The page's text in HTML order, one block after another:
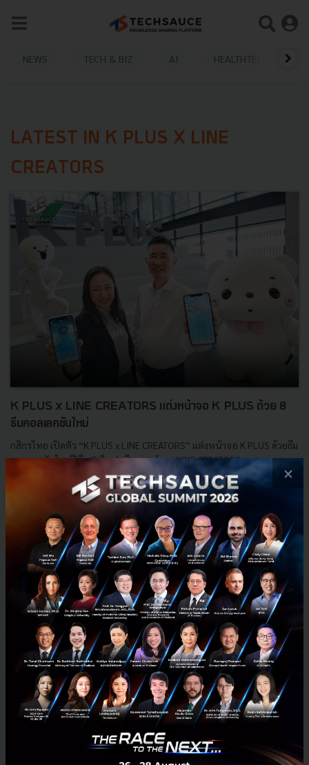
NEWS TECH & BIZ AI HEALTHTECH
LATEST IN K PLUS X LINE
CREATORS
K PLUS x LINE CREATORS แต่งหน้าจอ K PLUS ด้วย 8
ธีมคอลเลคชันใหม่
กสิกรไทย เปิดตัว “K PLUS x LINE CREATORS” แต่งหน้าจอ K PLUS ด้วยธีม
คอลเลคชันใหม่ฝีมือ 8 ท็อปครีเอเตอร์จาก LINE CREATORS...
พฤษภาคม 19, 2023| By Techsauce Team
K PLUS LINE CREATORS K PLUS x LINE CREATORS
E-mail :contact@techsauce.co
Tel : 02-001-5375
Mobile : 06-4658-9500
Techsauce Media
About Techsauce
×